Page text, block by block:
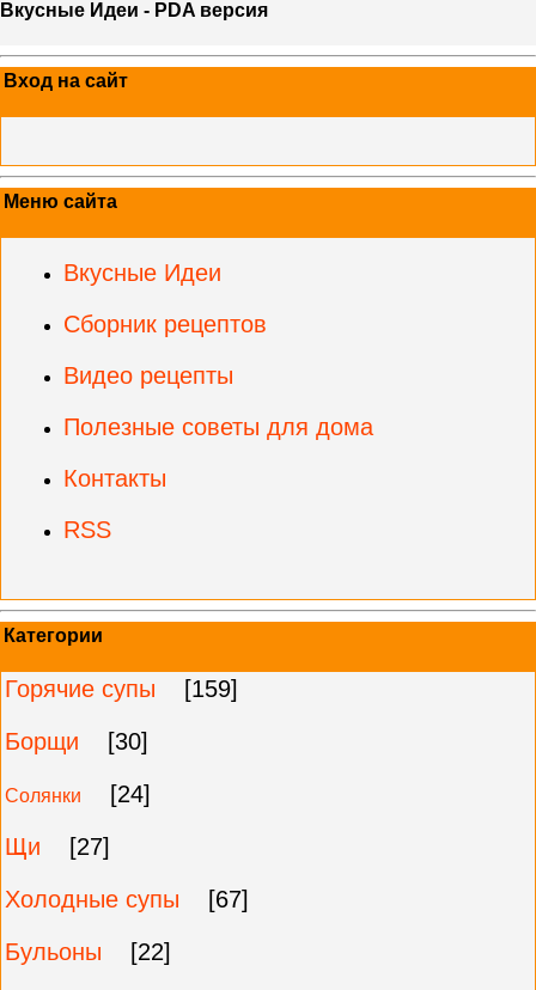
Вкусные Идеи - PDA версия
Вход на сайт
Меню сайта
Вкусные Идеи
Сборник рецептов
Видео рецепты
Полезные советы для дома
Контакты
RSS
Категории
Горячие супы
[159]
Борщи
[30]
Солянки
[24]
Щи
[27]
Холодные супы
[67]
Бульоны
[22]